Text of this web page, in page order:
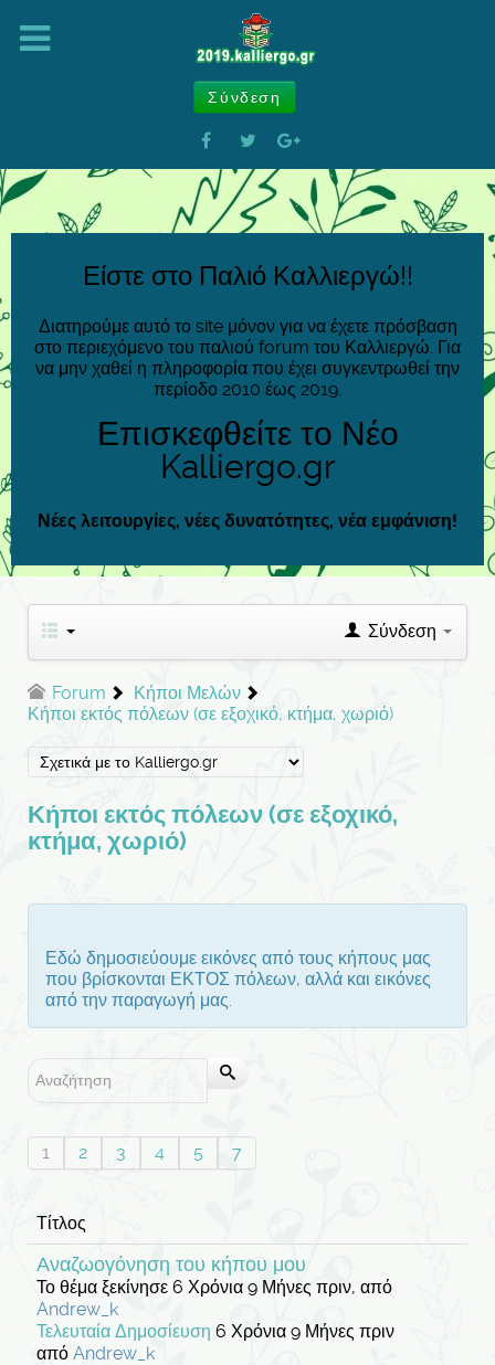
Σύνδεση
Είστε στο Παλιό Καλλιεργώ!!
Διατηρούμε αυτό το site μόνον για να έχετε πρόσβαση
στο περιεχόμενο του παλιού forum του Καλλιεργώ. Για
να μην χαθεί η πληροφορία που έχει συγκεντρωθεί την
περίοδο 2010 έως 2019.
Επισκεφθείτε το Νέο
Kalliergo.gr
Νέες λειτουργίες, νέες δυνατότητες, νέα εμφάνιση!
Σύνδεση
Forum
Κήποι Μελών
Κήποι εκτός πόλεων (σε εξοχικό, κτήμα, χωριό)
Κήποι εκτός πόλεων (σε εξοχικό,
κτήμα, χωριό)
Εδώ δημοσιεύουμε εικόνες από τους κήπους μας
που βρίσκονται ΕΚΤΟΣ πόλεων, αλλά και εικόνες
από την παραγωγή μας.
1 2 3 4 5 7
Τίτλος
Αναζωογόνηση του κήπου μου
Το θέμα ξεκίνησε 6 Χρόνια 9 Μήνες πριν, από
Andrew_k
Τελευταία Δημοσίευση 6 Χρόνια 9 Μήνες πριν
από Andrew_k